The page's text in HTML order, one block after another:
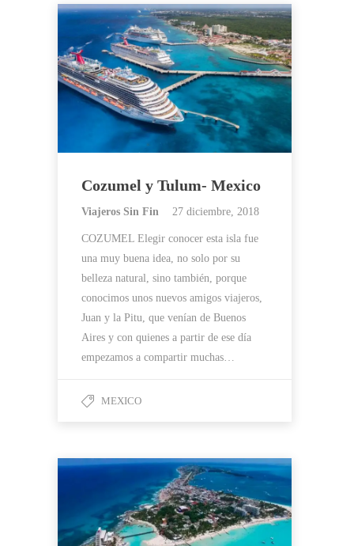
Cozumel y Tulum- Mexico
Viajeros Sin Fin 27 diciembre, 2018
COZUMEL Elegir conocer esta isla fue
una muy buena idea, no solo por su
belleza natural, sino también, porque
conocimos unos nuevos amigos viajeros,
Juan y la Pitu, que venían de Buenos
Aires y con quienes a partir de ese día
empezamos a compartir muchas…
MEXICO